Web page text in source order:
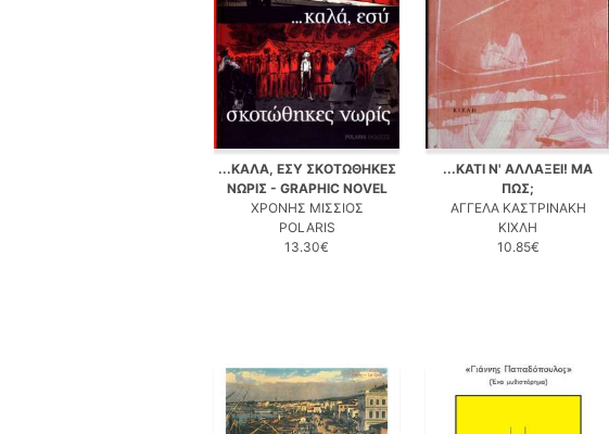
...ΚΑΛΑ, ΕΣΥ ΣΚΟΤΩΘΗΚΕΣ
ΝΩΡΙΣ - GRAPHIC NOVEL
ΧΡΟΝΗΣ ΜΙΣΣΙΟΣ
POLARIS
13.30€
...ΚΑΤΙ Ν' ΑΛΛΑΞΕΙ! ΜΑ
ΠΩΣ;
ΑΓΓΕΛΑ ΚΑΣΤΡΙΝΑΚΗ
ΚΙΧΛΗ
10.85€